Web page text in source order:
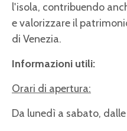
l'isola, contribuendo
e valorizzare il
di Venezia.
Informazioni utili:
Orari di apertura:
Da lunedì a sabato,